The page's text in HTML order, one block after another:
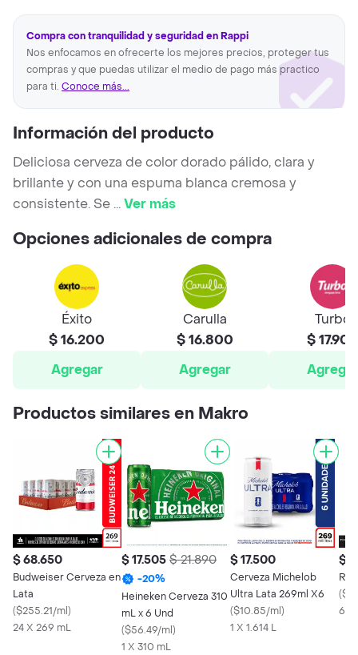
Compra con tranquilidad y seguridad en Rappi
Nos enfocamos en ofrecerte los mejores precios, proteger tus
compras y que puedas utilizar el medio de pago más practico
para ti. Conoce más...
Información del producto
Deliciosa cerveza de color dorado pálido, clara y
brillante y con una espuma blanca cremosa y
consistente. Se ...Ver más
Opciones adicionales de compra
Éxito
$ 16.200
Agregar
Carulla
$ 16.800
Agregar
Turbo
$ 17.900
Agregar
Productos similares en Makro
$ 68.650
Budweiser Cerveza en
Lata
($255.21/ml)
24 X 269 mL
$ 17.505 $ 21.890
-20%
Heineken Cerveza 310
mL x 6 Und
($56.49/ml)
1 X 310 mL
$ 17.500
Cerveza Michelob
Ultra Lata 269ml X6
($10.85/ml)
1 X 1.614 L
$
(
6 X